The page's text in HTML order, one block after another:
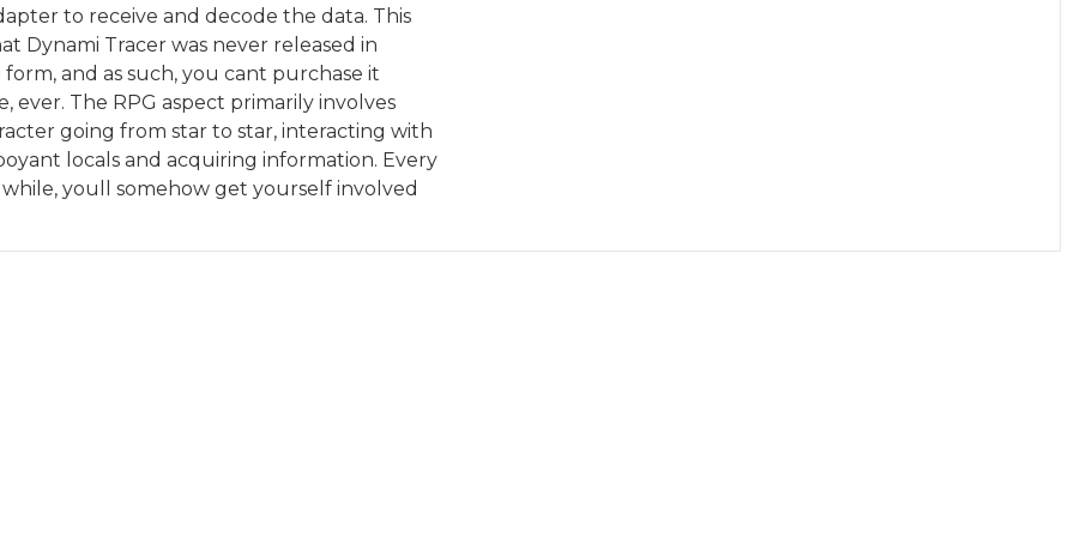
to receive and decode the data. This
Dynami Tracer was never released in
and as such, you cant purchase it
ever. The RPG aspect primarily involves
going from star to star, interacting with
locals and acquiring information. Every
while, youll somehow get yourself involved